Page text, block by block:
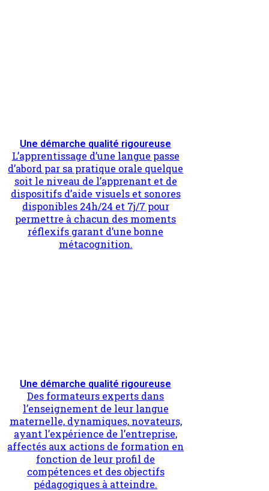
Une démarche qualité rigoureuse
L’apprentissage d’une langue passe
d’abord par sa pratique orale quelque
soit le niveau de l’apprenant et de
dispositifs d’aide visuels et sonores
disponibles 24h/24 et 7j/7 pour
permettre à chacun des moments
réflexifs garant d’une bonne
métacognition.
Une démarche qualité rigoureuse
Des formateurs experts dans
l’enseignement de leur langue
maternelle, dynamiques, novateurs,
ayant l’expérience de l’entreprise,
affectés aux actions de formation en
fonction de leur profil de
compétences et des objectifs
pédagogiques à atteindre.